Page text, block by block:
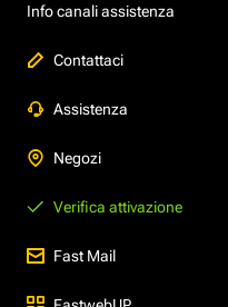
Info canali assistenza
Contattaci
Assistenza
Negozi
Verifica attivazione
Fast Mail